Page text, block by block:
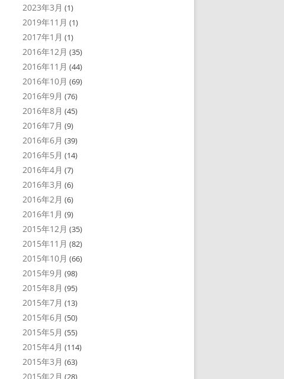
2023年3月 (1)
2019年11月 (1)
2017年1月 (1)
2016年12月 (35)
2016年11月 (44)
2016年10月 (69)
2016年9月 (76)
2016年8月 (45)
2016年7月 (9)
2016年6月 (39)
2016年5月 (14)
2016年4月 (7)
2016年3月 (6)
2016年2月 (6)
2016年1月 (9)
2015年12月 (35)
2015年11月 (82)
2015年10月 (66)
2015年9月 (98)
2015年8月 (95)
2015年7月 (13)
2015年6月 (50)
2015年5月 (55)
2015年4月 (114)
2015年3月 (63)
2015年2月 (28)